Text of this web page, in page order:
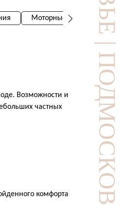
Моторные яхты
Возможности и
частных
комфорта